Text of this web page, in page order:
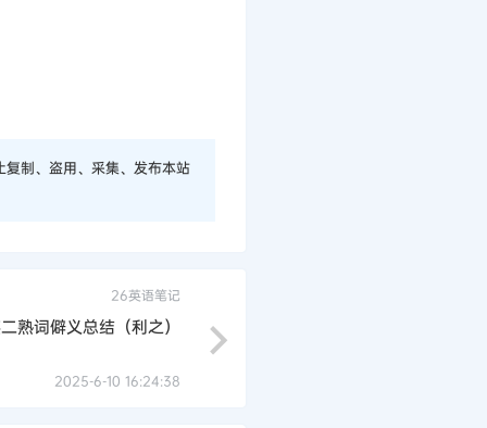
制、盗用、采集、发布本站
26英语笔记
熟词僻义总结（利之）
2025-6-10 16:24:38